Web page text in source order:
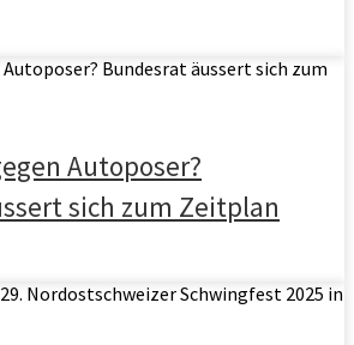
Autoposer?
sich zum Zeitplan